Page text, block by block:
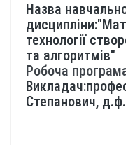
Назва
технології
та алгоритмів"
Робоча
Степанович,